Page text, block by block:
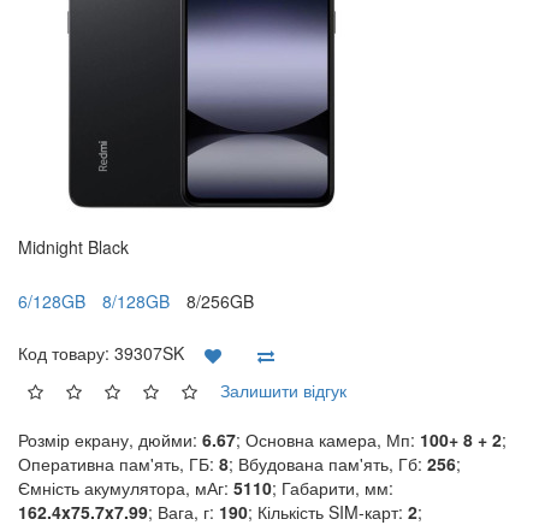
Midnight Black
6/128GB 8/128GB 8/256GB
Код товару: 39307SK
Залишити відгук
Розмір екрану, дюйми: 6.67; Основна камера, Мп: 100+ 8 + 2;
Оперативна пам'ять, ГБ: 8; Вбудована пам'ять, Гб: 256;
Ємність акумулятора, мАг: 5110; Габарити, мм:
162.4x75.7x7.99; Вага, г: 190; Кількість SIM-карт: 2;